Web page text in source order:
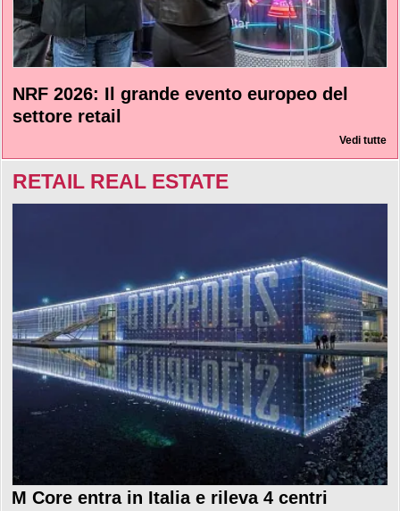
NRF 2026: Il grande evento europeo del
settore retail
Vedi tutte
RETAIL REAL ESTATE
M Core entra in Italia e rileva 4 centri